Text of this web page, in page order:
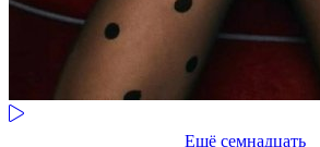
Ещё семнадцать